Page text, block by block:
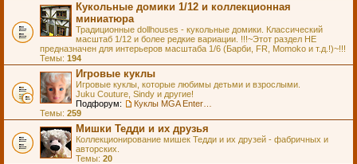
Кукольные домики 1/12 и коллекционная
миниатюра
Традиционные dollhouses - кукольные домики. Классический
масштаб 1/12 и более редкие вариации. !!!~Этот раздел НЕ
предназначен для интерьеров масштаба 1/6 (Барби, FR, Momoko и т.д.!)~!!!
Темы: 194
Игровые куклы
Игровые куклы, которые любимы детьми и взрослыми.
Juku Couture, Sindy и другие!
Подфорум:
Темы: 259
Мишки Тедди и их друзья
Коллекционирование мишек Тедди и их друзей - фабричных и
авторских.
Темы: 20